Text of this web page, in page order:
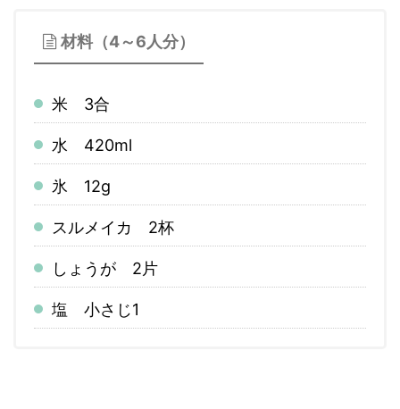
材料（4～6人分）
米 3合
水 420ml
氷 12g
スルメイカ 2杯
しょうが 2片
塩 小さじ1